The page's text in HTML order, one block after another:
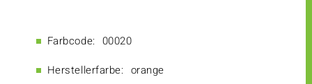
Farbcode: 00020
Herstellerfarbe: orange